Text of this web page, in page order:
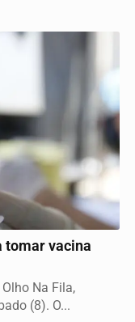
tomar vacina
Na Fila,
(8). O...